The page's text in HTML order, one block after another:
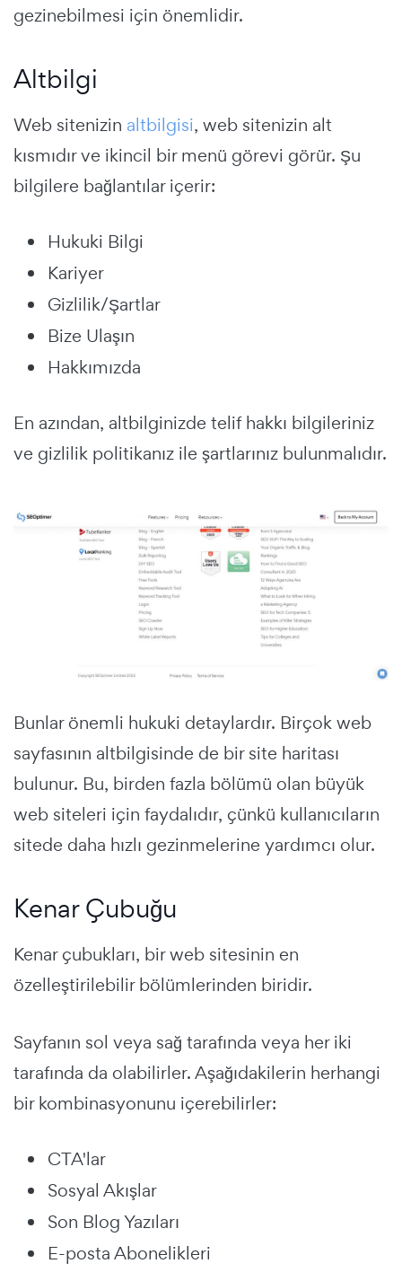
gezinebilmesi için önemlidir.
Altbilgi
Web sitenizin altbilgisi, web sitenizin alt
kısmıdır ve ikincil bir menü görevi görür. Şu
bilgilere bağlantılar içerir:
Hukuki Bilgi
Kariyer
Gizlilik/Şartlar
Bize Ulaşın
Hakkımızda
En azından, altbilginizde telif hakkı bilgileriniz
ve gizlilik politikanız ile şartlarınız bulunmalıdır.
Bunlar önemli hukuki detaylardır. Birçok web
sayfasının altbilgisinde de bir site haritası
bulunur. Bu, birden fazla bölümü olan büyük
web siteleri için faydalıdır, çünkü kullanıcıların
sitede daha hızlı gezinmelerine yardımcı olur.
Kenar Çubuğu
Kenar çubukları, bir web sitesinin en
özelleştirilebilir bölümlerinden biridir.
Sayfanın sol veya sağ tarafında veya her iki
tarafında da olabilirler. Aşağıdakilerin herhangi
bir kombinasyonunu içerebilirler:
CTA'lar
Sosyal Akışlar
Son Blog Yazıları
E-posta Abonelikleri